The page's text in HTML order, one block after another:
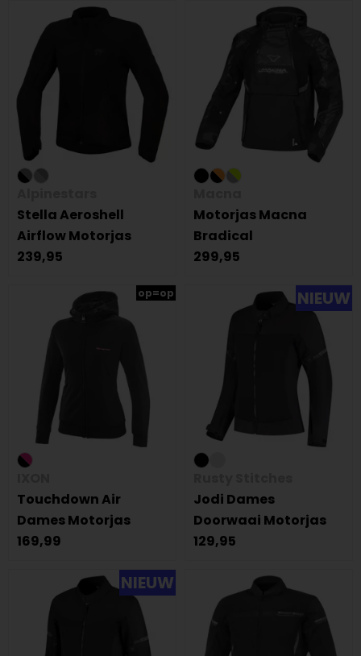
Stella Aeroshell
Airflow Motorjas
239,95
Motorjas Macna
Bradical
299,95
op=op
Touchdown Air
Dames Motorjas
169,99
NIEUW
Jodi Dames
Doorwaai Motorjas
129,95
NIEUW